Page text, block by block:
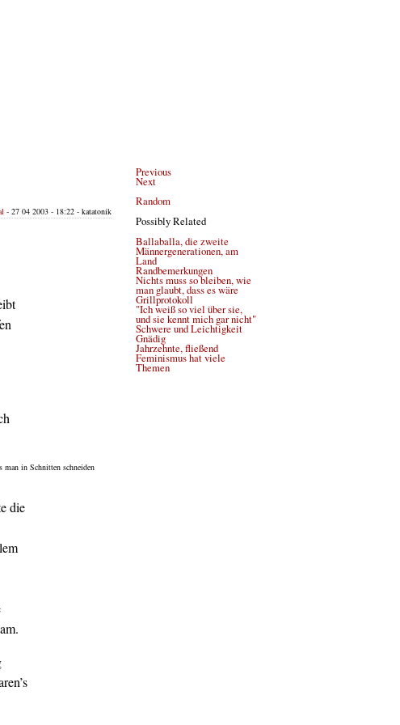
Previous
Next
Random
Possibly Related
Ballaballa, die zweite
Männergenerationen, am
Land
Randbemerkungen
Nichts muss so bleiben, wie
man glaubt, dass es wäre
Grillprotokoll
"Ich weiß so viel über sie,
und sie kennt mich gar nicht"
Schwere und Leichtigkeit
Gnädig
Jahrzehnte, fließend
Feminismus hat viele
Themen
- 27 04 2003 - 18:22 - katatonik
man in Schnitten schneiden
die